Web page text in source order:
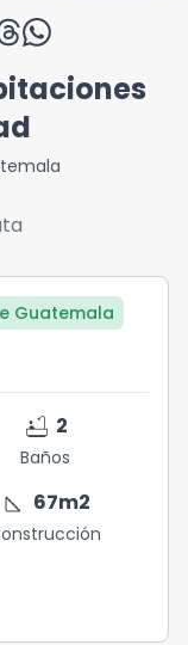
Guatemala
bathtub 2
Baños
square_foot 67m2